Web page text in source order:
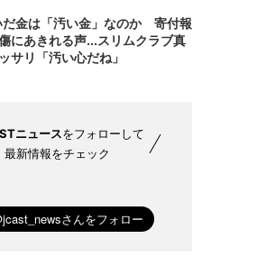
だ金は「汚い金」なのか 寄付報
にあきれる声...スリムクラブ真
サリ「汚い心だね」
ニュースをフォローして
最新情報をチェック